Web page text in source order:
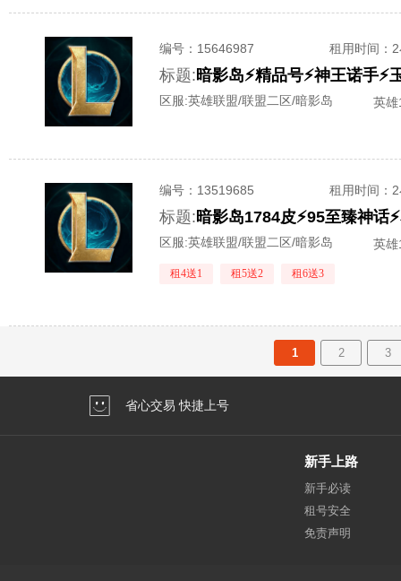
编号： 15646987 租用时间 ：
标题:暗影岛⚡精品号⚡神王诺手⚡
区服:英雄联盟/联盟二区/暗影岛 英
编号： 13519685 租用时间 ：
标题:
区服:英雄联盟/联盟二区/暗影岛 英
租4送1 租5送2 租6送3
1 2 3
省心交易 快捷上号
新手上路
新手必读
租号安全
免责声明